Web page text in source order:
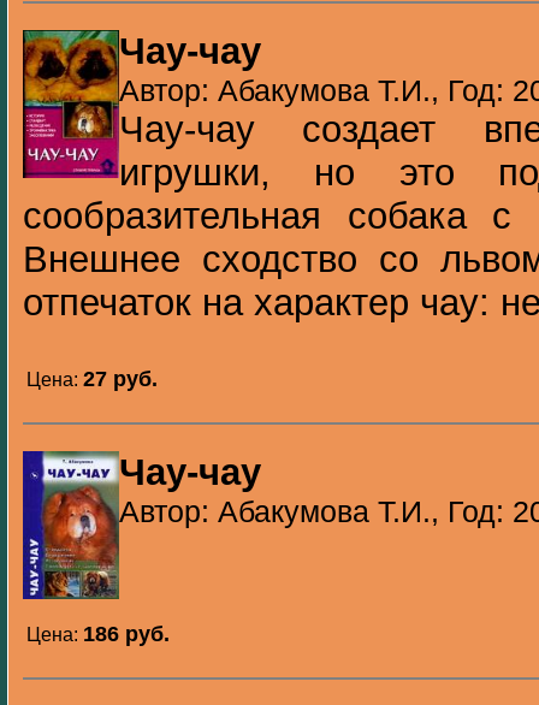
Чау-чау
Автор: Абакумова Т.И., Год:
Чау-чау создает
игрушки, но это
сообразительная собака
Внешнее сходство со
отпечаток на характер чау:
Цена: 27 pуб.
Чау-чау
Автор: Абакумова Т.И., Год:
Цена: 186 pуб.